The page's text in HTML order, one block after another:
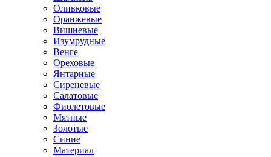
Оливковые
Оранжевые
Вишневые
Изумрудные
Венге
Ореховые
Янтарные
Сиреневые
Салатовые
Фиолетовые
Мятные
Золотые
Синие
Материал